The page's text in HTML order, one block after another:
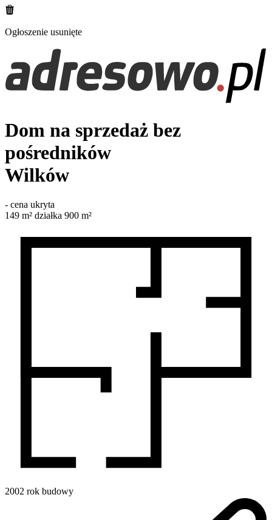
Ogłoszenie usunięte
Dom na sprzedaż bez
pośredników
Wilków
- cena ukryta
149 m² działka 900 m²
2002 rok budowy